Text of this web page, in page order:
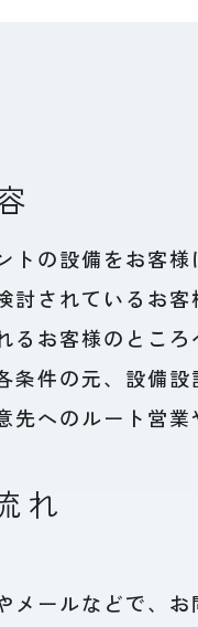
トの設備をお客様
討されているお
るお客様のところ
条件の元、設備設
先へのルート営
れ
メールなどで、